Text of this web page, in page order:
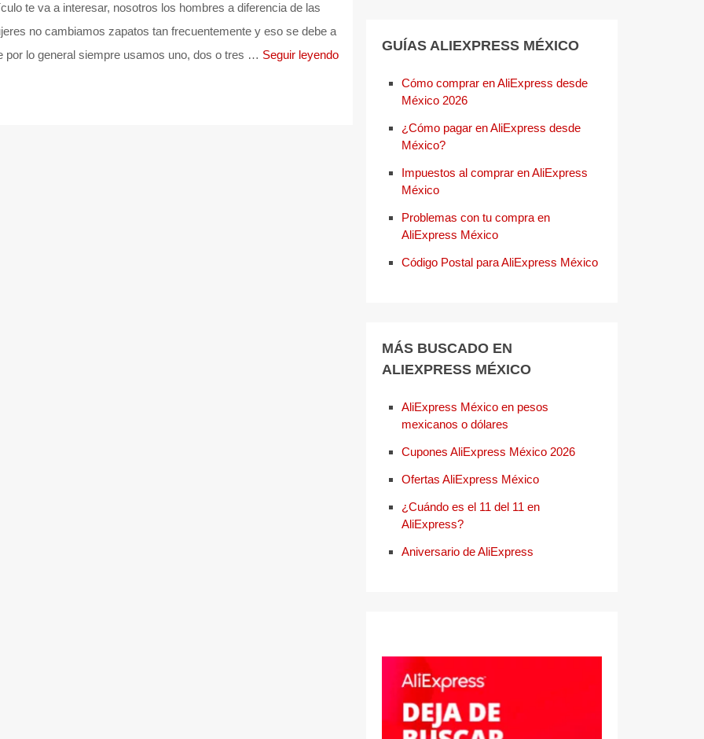
te va a interesar, nosotros los hombres a diferencia de las
no cambiamos zapatos tan frecuentemente y eso se debe a
por lo general siempre usamos uno, dos o tres … Seguir leyendo
GUÍAS ALIEXPRESS MÉXICO
Cómo comprar en AliExpress desde
México 2026
¿Cómo pagar en AliExpress desde
México?
Impuestos al comprar en AliExpress
México
Problemas con tu compra en
AliExpress México
Código Postal para AliExpress México
MÁS BUSCADO EN
ALIEXPRESS MÉXICO
AliExpress México en pesos
mexicanos o dólares
Cupones AliExpress México 2026
Ofertas AliExpress México
¿Cuándo es el 11 del 11 en
AliExpress?
Aniversario de AliExpress